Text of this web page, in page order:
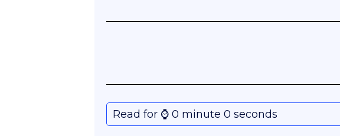
Read for ⌚️ 0 minute 0 seconds